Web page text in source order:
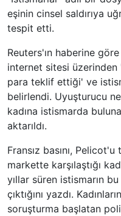
eşinin cinsel saldırıya
tespit etti.
Reuters'ın haberine
internet sitesi
para teklif ettiği' ve
belirlendi. Uyuşturucu
kadına istismarda
aktarıldı.
Fransız basını,
markette karşılaştığı
yıllar süren istismarın
çıktığını yazdı.
soruşturma başlatan